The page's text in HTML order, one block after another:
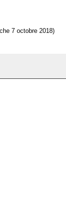
7 octobre 2018)